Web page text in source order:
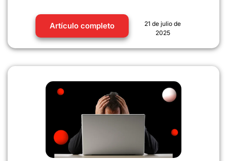
Artículo completo
21 de julio de
2025